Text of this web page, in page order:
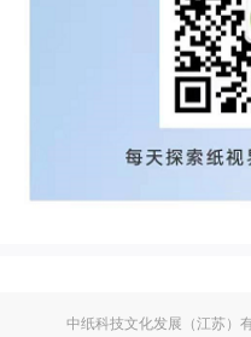
中纸科技文化发展（江苏）